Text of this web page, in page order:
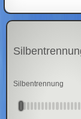
Silbentrennung